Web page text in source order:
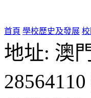
首頁 學校歷史及發展
地址: 澳